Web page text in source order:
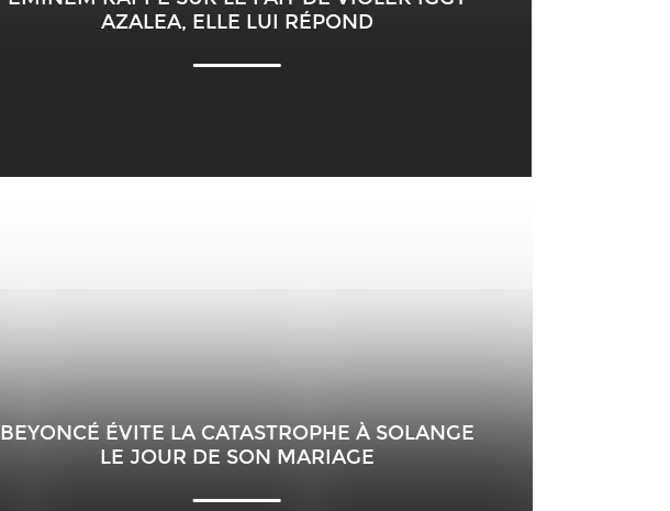
AZALEA, ELLE LUI RÉPOND
BEYONCÉ ÉVITE LA CATASTROPHE À SOLANGE
LE JOUR DE SON MARIAGE